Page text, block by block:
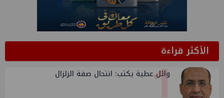
الأكثر قراءة
وائل عطية يكتب: انتحال صفة الزلزال